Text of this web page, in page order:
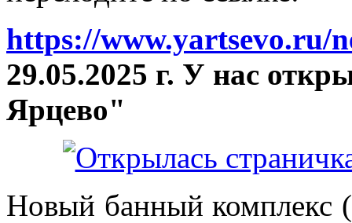
https://www.yartsevo.ru/
29.05.2025 г. У нас
Ярцево"
Новый банный комплекс